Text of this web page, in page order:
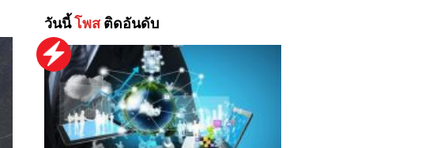
วันนี้ โพสติดอันดับ